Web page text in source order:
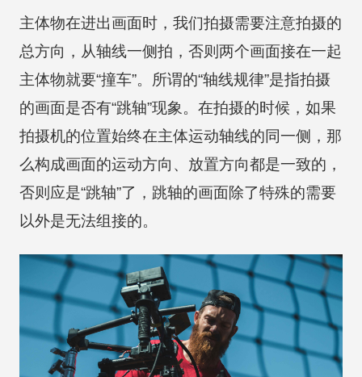
主体物在进出画面时，我们拍摄需要注意拍摄的
总方向，从轴线一侧拍，否则两个画面接在一起
主体物就要“撞车”。所谓的“轴线规律”是指拍摄
的画面是否有“跳轴”现象。在拍摄的时候，如果
拍摄机的位置始终在主体运动轴线的同一侧，那
么构成画面的运动方向、放置方向都是一致的，
否则应是“跳轴”了，跳轴的画面除了特殊的需要
以外是无法组接的。